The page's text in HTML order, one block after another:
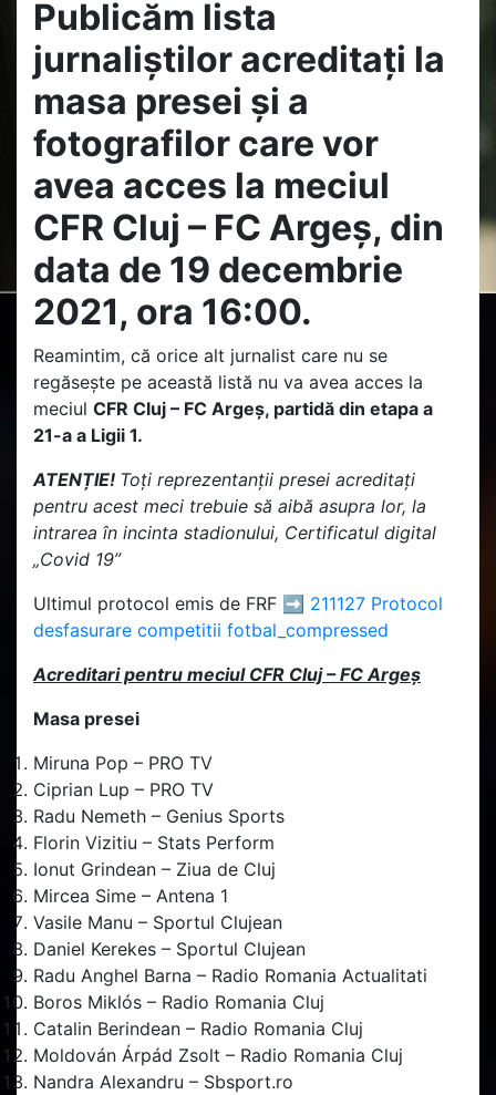
Publicăm lista
jurnaliștilor acreditați la
masa presei și a
fotografilor care vor
avea acces la meciul
CFR Cluj – FC Argeș, din
data de 19 decembrie
2021, ora 16:00.
Reamintim, că orice alt jurnalist care nu se
regăsește pe această listă nu va avea acces la
meciul CFR Cluj – FC Argeș, partidă din etapa a
21-a a Ligii 1.
ATENȚIE! Toți reprezentanții presei acreditați
pentru acest meci trebuie să aibă asupra lor, la
intrarea în incinta stadionului, Certificatul digital
„Covid 19”
Ultimul protocol emis de FRF ➡️ 211127 Protocol
desfasurare competitii fotbal_compressed
Acreditari pentru meciul CFR Cluj – FC Argeș
Masa presei
Miruna Pop – PRO TV
Ciprian Lup – PRO TV
Radu Nemeth – Genius Sports
Florin Vizitiu – Stats Perform
Ionut Grindean – Ziua de Cluj
Mircea Sime – Antena 1
Vasile Manu – Sportul Clujean
Daniel Kerekes – Sportul Clujean
Radu Anghel Barna – Radio Romania Actualitati
Boros Miklós – Radio Romania Cluj
Catalin Berindean – Radio Romania Cluj
Moldován Árpád Zsolt – Radio Romania Cluj
Nandra Alexandru – Sbsport.ro